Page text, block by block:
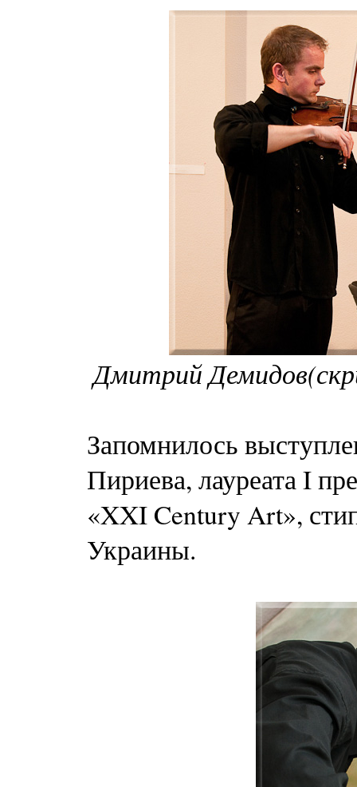
Дмитрий
Запомнилось
Пириева, лауреата I
«XXI Century Art»,
Украины.